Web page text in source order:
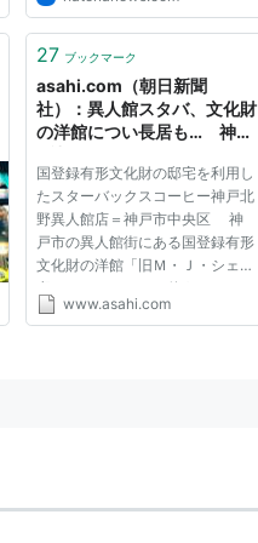
27 ブックマーク
asahi.com（朝日新聞
社）：異人館スタバ、文化財
の洋館につい長居も… 神戸
国登録有形文化財の邸宅を利用し
たスターバックスコーヒー神戸北
野異人館店＝神戸市中央区 神
戸市の異人館街にある国登録有形
文化財の洋館「旧Ｍ・Ｊ・シェー
邸」をほぼそのまま使う、スター
バックスコーヒー神戸北野異人館
www.asahi.com